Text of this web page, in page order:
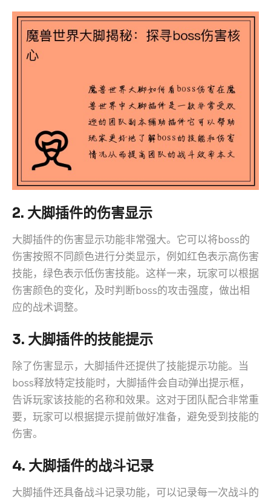
2. 大脚插件的伤害显示
大脚插件的伤害显示功能非常强大。它可以将boss的
伤害按照不同颜色进行分类显示，例如红色表示高伤害
技能，绿色表示低伤害技能。这样一来，玩家可以根据
伤害颜色的变化，及时判断boss的攻击强度，做出相
应的战术调整。
3. 大脚插件的技能提示
除了伤害显示，大脚插件还提供了技能提示功能。当
boss释放特定技能时，大脚插件会自动弹出提示框，
告诉玩家该技能的名称和效果。这对于团队配合非常重
要，玩家可以根据提示提前做好准备，避免受到技能的
伤害。
4. 大脚插件的战斗记录
大脚插件还具备战斗记录功能，可以记录每一次战斗的